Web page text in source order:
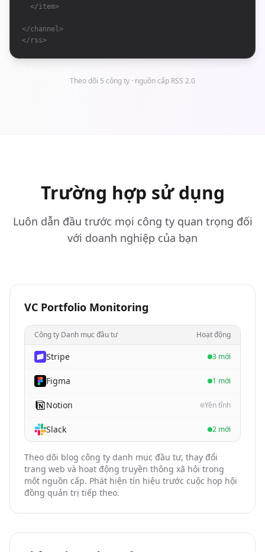
</item>
</channel>
</rss>
Theo dõi 5 công ty · nguồn cấp RSS 2.0
Trường hợp sử dụng
Luôn dẫn đầu trước mọi công ty quan trọng đối
với doanh nghiệp của bạn
VC Portfolio Monitoring
Công ty Danh mục đầu tư Hoạt động
Stripe 3 mới
Figma 1 mới
Notion Yên tĩnh
Slack 2 mới
Theo dõi blog công ty danh mục đầu tư, thay đổi
trang web và hoạt động truyền thông xã hội trong
một nguồn cấp. Phát hiện tín hiệu trước cuộc họp hội
đồng quản trị tiếp theo.